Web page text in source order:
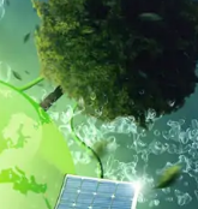
Voorkomen